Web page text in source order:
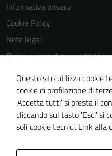
Informativa privacy
Cookie Policy
Note legali
Dichiarazione di accessibilità
Dichiarazione di accessibilità
Whistleblowing
Piano di miglioramento del sito
Area riservata
Questo sito utilizza cookie
cookie di profilazione di
'Accetta tutti' si presta il
cliccando sul tasto 'Esci' si
soli cookie tecnici. Link alla